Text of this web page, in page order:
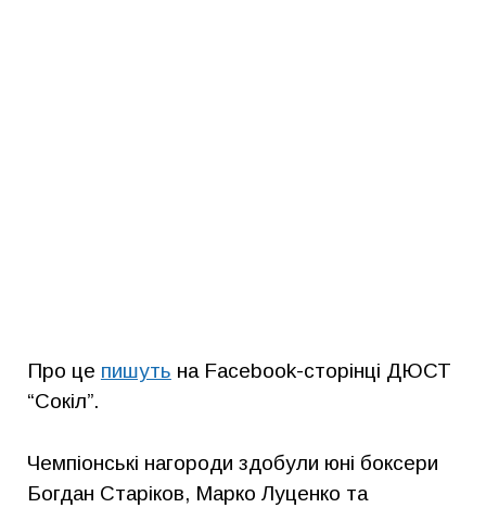
Про це пишуть на Facebook-сторінці ДЮСТ
“Сокіл”.
Чемпіонські нагороди здобули юні боксери
Богдан Старіков, Марко Луценко та